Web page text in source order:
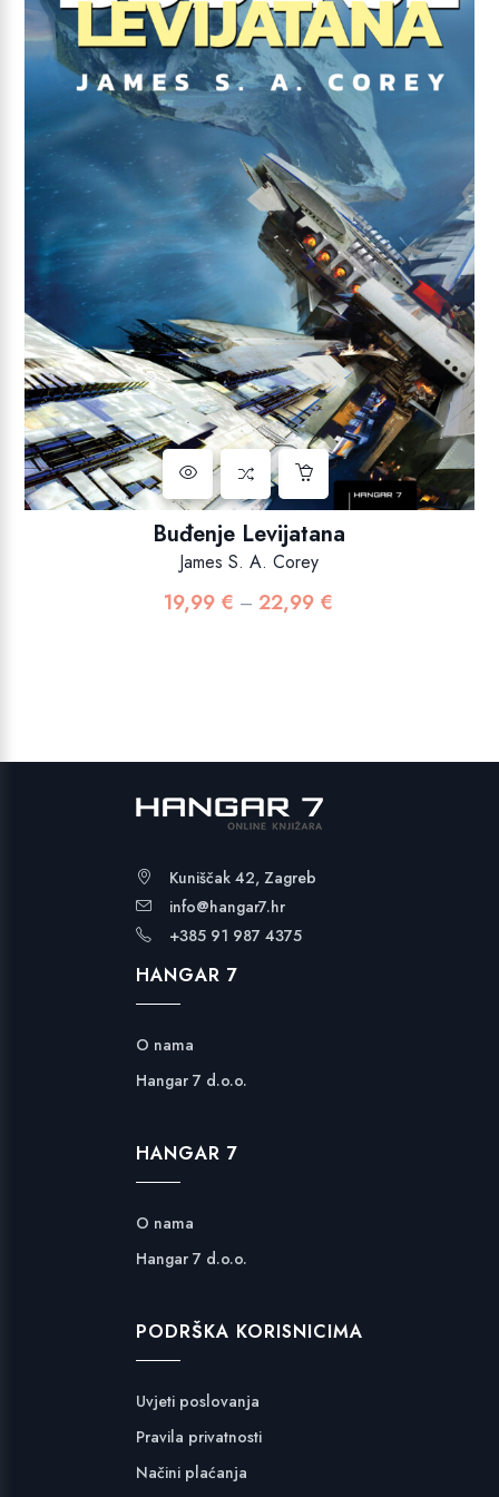
Buđenje Levijatana
James S. A. Corey
19,99 € – 22,99 €
Kuniščak 42, Zagreb
info@hangar7.hr
+385 91 987 4375
HANGAR 7
O nama
Hangar 7 d.o.o.
HANGAR 7
O nama
Hangar 7 d.o.o.
PODRŠKA KORISNICIMA
Uvjeti poslovanja
Pravila privatnosti
Načini plaćanja